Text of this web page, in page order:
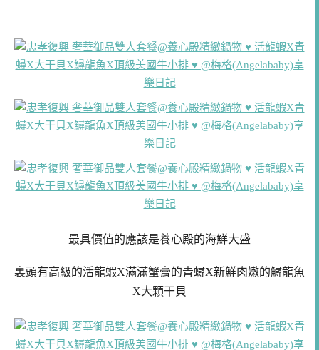
最具價值的應該是養心殿的海鮮大盛
裏頭有高級的活龍蝦X滿滿蟹膏的青蟳X新鮮肉嫩的鱘龍魚
X大顆干貝